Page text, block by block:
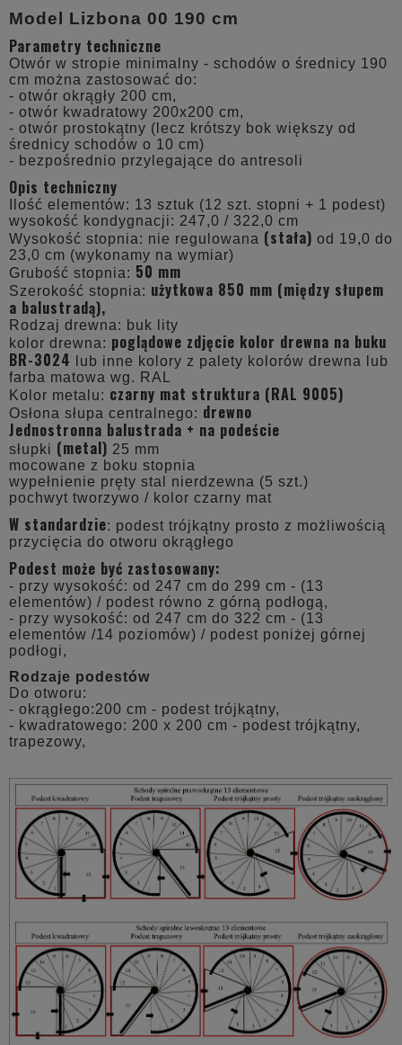
Model Lizbona 00 190 cm
Parametry techniczne
Otwór w stropie minimalny - schodów o średnicy 190
cm można zastosować do:
- otwór okrągły 200 cm,
- otwór kwadratowy 200x200 cm,
- otwór prostokątny (lecz krótszy bok większy od
średnicy schodów o 10 cm)
- bezpośrednio przylegające do antresoli
Opis techniczny
Ilość elementów: 13 sztuk (12 szt. stopni + 1 podest)
wysokość kondygnacji: 247,0 / 322,0 cm
Wysokość stopnia: nie regulowana (stała) od 19,0 do
23,0 cm (wykonamy na wymiar)
Grubość stopnia: 50 mm
Szerokość stopnia: użytkowa 850 mm (między słupem
a balustradą),
Rodzaj drewna: buk lity
kolor drewna: poglądowe zdjęcie kolor drewna na buku
BR-3024
lub inne kolory z palety kolorów drewna lub
farba matowa wg. RAL
Kolor metalu: czarny mat struktura (RAL 9005)
Osłona słupa centralnego: drewno
Jednostronna balustrada + na podeście
słupki (metal) 25 mm
mocowane z boku stopnia
wypełnienie pręty stal nierdzewna (5 szt.)
pochwyt tworzywo / kolor czarny mat
W standardzie: podest trójkątny prosto z możliwością
przycięcia do otworu okrągłego
Podest może być zastosowany:
- przy wysokość: od 247 cm do 299 cm - (13
elementów) / podest równo z górną podłogą,
- przy wysokość: od 247 cm do 322 cm - (13
elementów /14 poziomów) / podest poniżej górnej
podłogi,
Rodzaje podestów
Do otworu:
- okrągłego:200 cm - podest trójkątny,
- kwadratowego: 200 x 200 cm - podest trójkątny,
trapezowy,